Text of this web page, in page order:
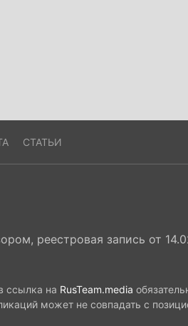
СТАТЬИ
реестровая запись от
ссылка на RusTeam.media
может не совпадать с